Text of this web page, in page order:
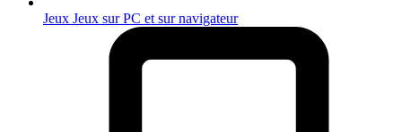
Jeux Jeux sur PC et sur navigateur